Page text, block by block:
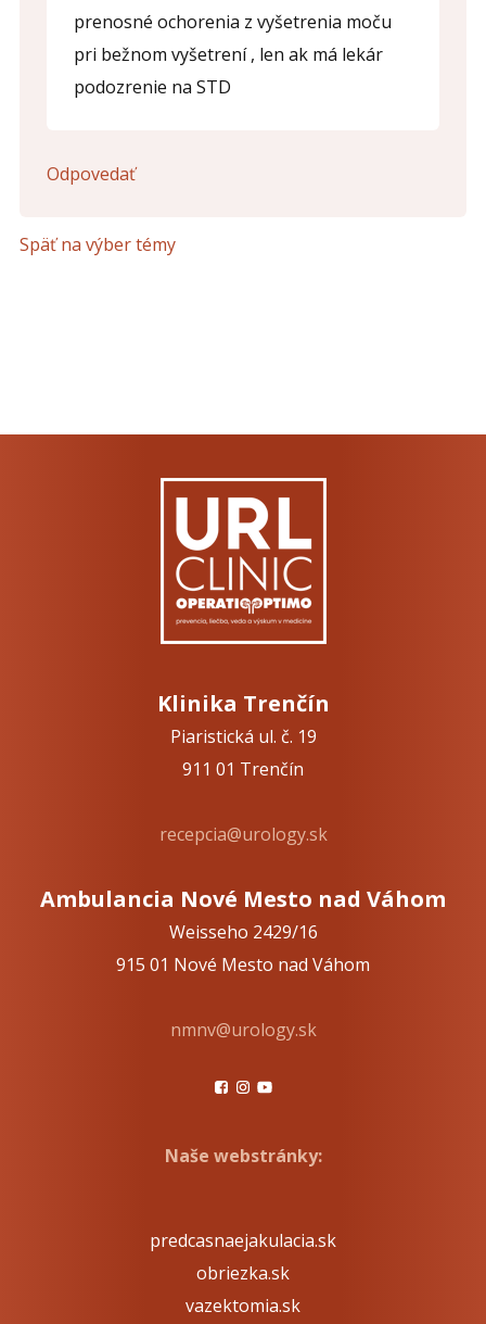
prenosné ochorenia z vyšetrenia moču
pri bežnom vyšetrení , len ak má lekár
podozrenie na STD
Odpovedať
Späť na výber témy
Klinika Trenčín
Piaristická ul. č. 19
911 01 Trenčín
recepcia@urology.sk
Ambulancia Nové Mesto nad Váhom
Weisseho 2429/16
915 01 Nové Mesto nad Váhom
nmnv@urology.sk
Naše webstránky:
predcasnaejakulacia.sk
obriezka.sk
vazektomia.sk